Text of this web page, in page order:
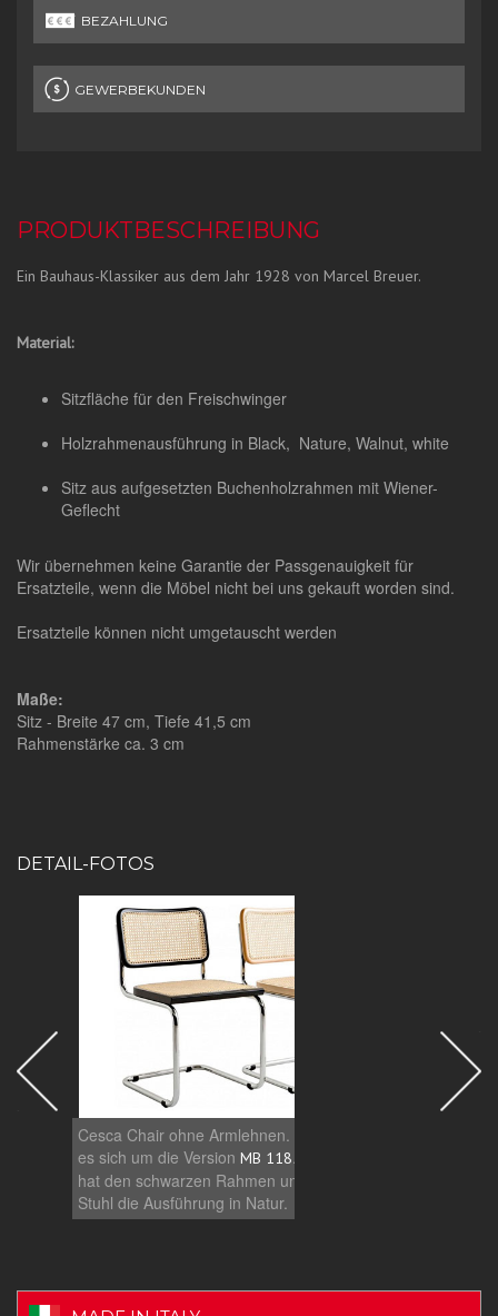
BEZAHLUNG
GEWERBEKUNDEN
PRODUKTBESCHREIBUNG
Ein Bauhaus-Klassiker aus dem Jahr 1928 von Marcel Breuer.
Material:
Sitzfläche für den Freischwinger
Holzrahmenausführung in Black, Nature, Walnut, white
Sitz aus aufgesetzten Buchenholzrahmen mit Wiener-
Geflecht
Wir übernehmen keine Garantie der Passgenauigkeit für
Ersatzteile, wenn die Möbel nicht bei uns gekauft worden sind.
Ersatzteile können nicht umgetauscht werden
Maße:
Sitz - Breite 47 cm, Tiefe 41,5 cm
Rahmenstärke ca. 3 cm
DETAIL-FOTOS
Cesca Chair ohne Armlehnen. Hierbei handelt
es sich um die Version MB 118. Der linke Stuhl
hat den schwarzen Rahmen und der rechte
Stuhl die Ausführung in Natur.